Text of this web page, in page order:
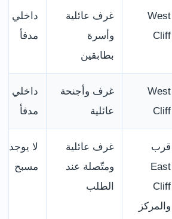
West
Cliff
غرف عائلية
وأسرة
بطابقين
داخلي
مدفأ
West
Cliff
غرف وأجنحة
عائلية
داخلي
مدفأ
قرب
East
Cliff
والمركز
غرف عائلية
ومتّصلة عند
الطلب
لا يوجد
مسبح